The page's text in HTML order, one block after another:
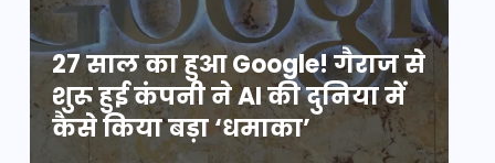
27 साल का हुआ Google! गैराज से
शुरू हुई कंपनी ने AI की दुनिया में
कैसे किया बड़ा ‘धमाका’